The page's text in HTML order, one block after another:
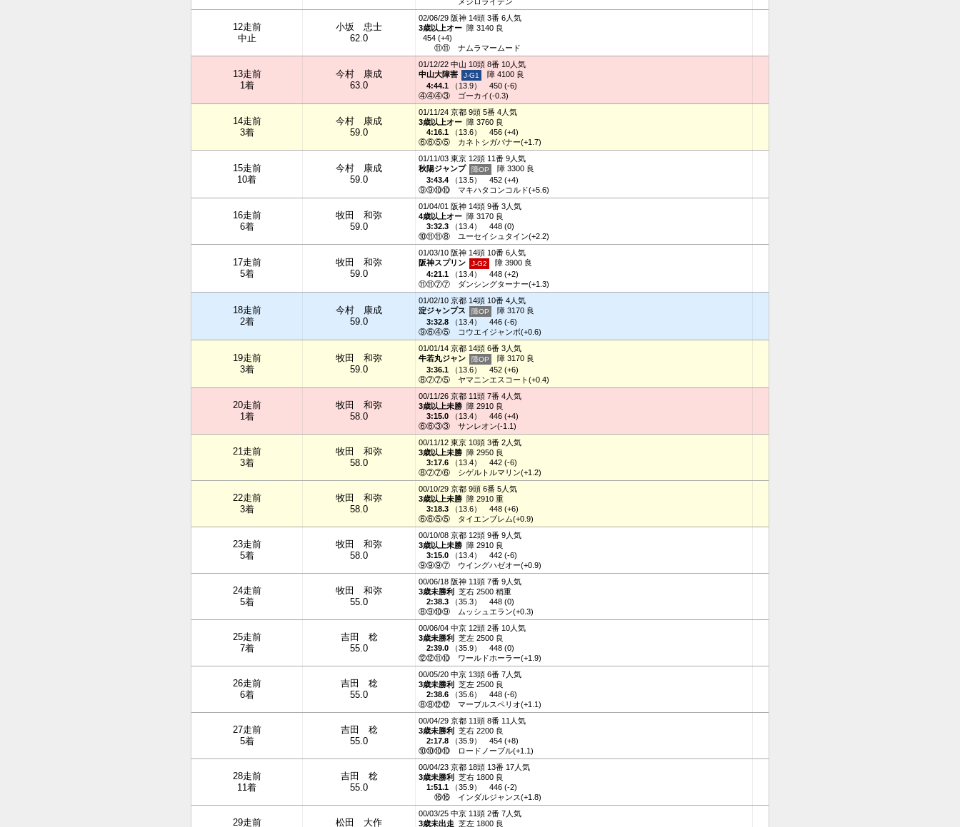
12走前
中止
小坂 忠士
62.0
02/06/29 阪神 14頭 3番 6人気
3歳以上オー 障 3140 良
454 (+4)
⑪⑪
ナムラマームード
13走前
1着
今村 康成
63.0
01/12/22 中山 10頭 8番 10人気
中山大障害
障 4100 良
4:44.1 （13.9）
450 (-6)
④④④③
ゴーカイ(-0.3)
14走前
3着
今村 康成
59.0
01/11/24 京都 9頭 5番 4人気
3歳以上オー 障 3760 良
4:16.1 （13.6）
456 (+4)
⑥⑥⑤⑤
カネトシガバナー(+1.7)
15走前
10着
今村 康成
59.0
01/11/03 東京 12頭 11番 9人気
秋陽ジャンプ
障 3300 良
3:43.4 （13.5）
452 (+4)
⑨⑨⑩⑩
マキハタコンコルド(+5.6)
16走前
6着
牧田 和弥
59.0
01/04/01 阪神 14頭 9番 3人気
4歳以上オー 障 3170 良
3:32.3 （13.4）
448 (0)
⑩⑪⑪⑧
ユーセイシュタイン(+2.2)
17走前
5着
牧田 和弥
59.0
01/03/10 阪神 14頭 10番 6人気
阪神スプリン
障 3900 良
4:21.1 （13.4）
448 (+2)
⑪⑪⑦⑦
ダンシングターナー(+1.3)
18走前
2着
今村 康成
59.0
01/02/10 京都 14頭 10番 4人気
淀ジャンプス
障 3170 良
3:32.8 （13.4）
446 (-6)
⑨⑥④⑤
コウエイジャンボ(+0.6)
19走前
3着
牧田 和弥
59.0
01/01/14 京都 14頭 6番 3人気
牛若丸ジャン
障 3170 良
3:36.1 （13.6）
452 (+6)
⑧⑦⑦⑤
ヤマニンエスコート(+0.4)
20走前
1着
牧田 和弥
58.0
00/11/26 京都 11頭 7番 4人気
3歳以上未勝 障 2910 良
3:15.0 （13.4）
446 (+4)
⑥⑥③③
サンレオン(-1.1)
21走前
3着
牧田 和弥
58.0
00/11/12 東京 10頭 3番 2人気
3歳以上未勝 障 2950 良
3:17.6 （13.4）
442 (-6)
⑧⑦⑦⑥
シゲルトルマリン(+1.2)
22走前
3着
牧田 和弥
58.0
00/10/29 京都 9頭 6番 5人気
3歳以上未勝 障 2910 重
3:18.3 （13.6）
448 (+6)
⑥⑥⑤⑤
タイエンブレム(+0.9)
23走前
5着
牧田 和弥
58.0
00/10/08 京都 12頭 9番 9人気
3歳以上未勝 障 2910 良
3:15.0 （13.4）
442 (-6)
⑨⑨⑨⑦
ウイングハゼオー(+0.9)
24走前
5着
牧田 和弥
55.0
00/06/18 阪神 11頭 7番 9人気
3歳未勝利
芝右 2500 稍重
2:38.3 （35.3）
448 (0)
⑧⑨⑩⑨
ムッシュエラン(+0.3)
25走前
7着
吉田 稔
55.0
00/06/04 中京 12頭 2番 10人気
3歳未勝利
芝左 2500 良
2:39.0 （35.9）
448 (0)
⑫⑫⑪⑩
ワールドホーラー(+1.9)
26走前
6着
吉田 稔
55.0
00/05/20 中京 13頭 6番 7人気
3歳未勝利
芝左 2500 良
2:38.6 （35.6）
448 (-6)
⑧⑧⑫⑫
マーブルスペリオ(+1.1)
27走前
5着
吉田 稔
55.0
00/04/29 京都 11頭 8番 11人気
3歳未勝利
芝右 2200 良
2:17.8 （35.9）
454 (+8)
⑩⑩⑩⑩
ロードノーブル(+1.1)
28走前
11着
吉田 稔
55.0
00/04/23 京都 18頭 13番 17人気
3歳未勝利
芝右 1800 良
1:51.1 （35.9）
446 (-2)
⑯⑯
インダルジャンス(+1.8)
29走前 松田 大作
00/03/25 中京 11頭 2番 7人気
3歳未出走 芝左 1800 良